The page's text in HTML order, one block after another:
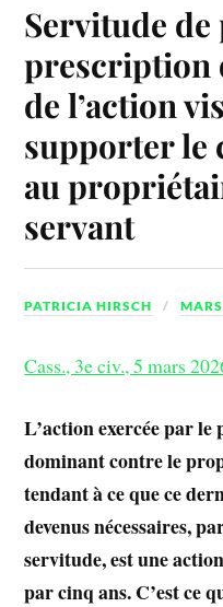
Servitude de
prescription
de l’action
supporter le
au
servant
PATRICIA HIRSCH
Cass., 3e civ., 5 mars
L’action exercée par
dominant contre le
tendant à ce que ce
devenus nécessaires,
servitude, est une
par cinq ans. C’est ce